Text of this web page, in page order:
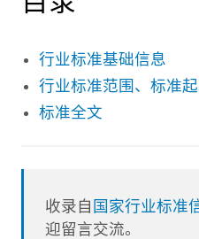
行业标准基础信息
行业标准范围、标准
标准全文
收录自 国家行业标准
迎留言交流。